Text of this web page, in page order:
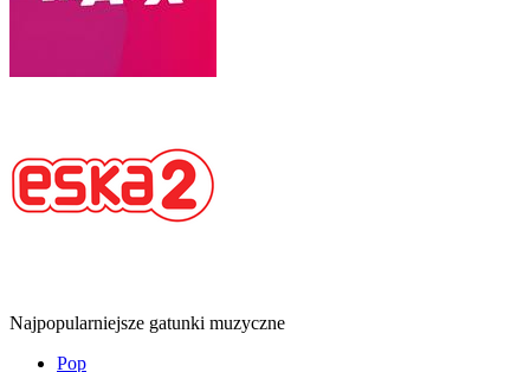
Najpopularniejsze gatunki muzyczne
Pop